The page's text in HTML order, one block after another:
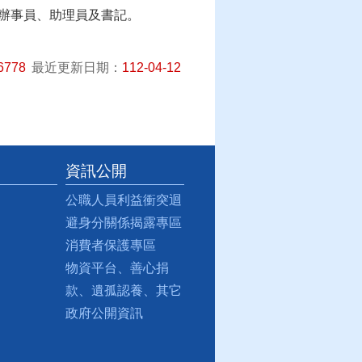
員、助理員及書記。
最近更新日期： 112-04-12
資訊公開
公職人員利益衝突迴
避身分關係揭露專區
消費者保護專區
物資平台、善心捐
款、遺孤認養、其它
政府公開資訊